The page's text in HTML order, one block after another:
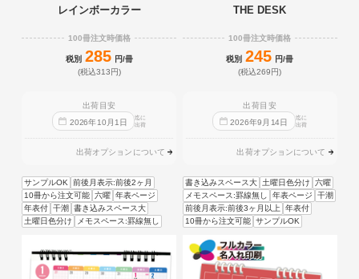
レインボーカラー
100冊注文時価格
税別 285 円/冊
(税込313円)
出荷目安
2026年10 月 1 日
迄に
出荷
出荷オプションについて
サンプルOK
前後月表示:前後2ヶ月
10冊から注文可能 六曜 年表ページ
年表付 干潮 書き込みスペース大
土曜日色分け
メモスペース:罫線無し
THE DESK
100冊注文時価格
税別 245 円/冊
(税込269円)
出荷目安
2026年9 月 14日
迄に
出荷
出荷オプションについて
書き込みスペース大 土曜日色分け
六曜
メモスペース:罫線無し
年表ページ
干潮
前後月表示:前後3ヶ月以上
年表付
10冊から注文可能 サンプルOK